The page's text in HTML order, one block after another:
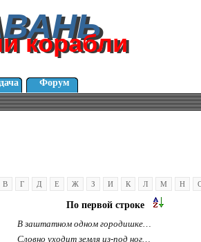
корабли
корабли
Форум
В Г Д Е Ж З И К Л М Н
По первой строке
В заштатном одном городишке…
Словно уходит земля из-под ног…